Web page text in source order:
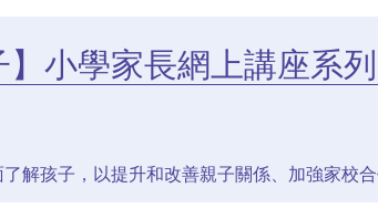
】小學家長網上講座系
解孩子，以提升和改善親子關係、加強家校